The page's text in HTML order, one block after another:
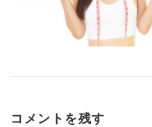
コメントを残す